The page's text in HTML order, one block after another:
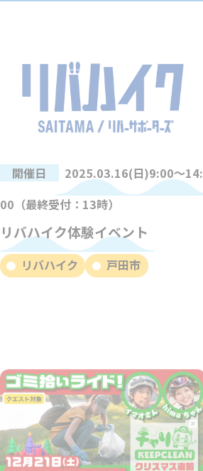
開催日
2025.03.16(日)9:00～14:
00（最終受付：13時）
リバハイク体験イベント
リバハイク 戸田市